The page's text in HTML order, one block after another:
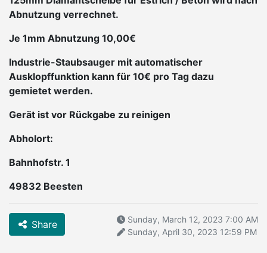
Abnutzung verrechnet.
Je 1mm Abnutzung 10,00€
Industrie-Staubsauger mit automatischer
Ausklopffunktion kann für 10€ pro Tag dazu
gemietet werden.
Gerät ist vor Rückgabe zu reinigen
Abholort:
Bahnhofstr. 1
49832 Beesten
Share
Sunday, March 12, 2023 7:00 AM
Sunday, April 30, 2023 12:59 PM